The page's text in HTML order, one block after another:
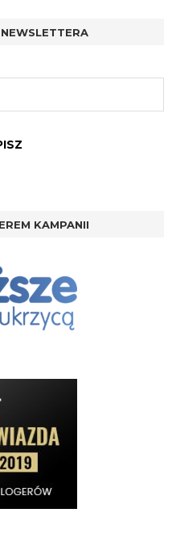
KAMPANII